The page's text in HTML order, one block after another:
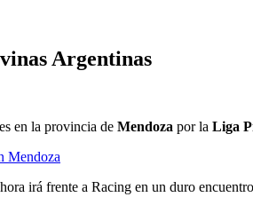
Argentinas
en la provincia de Mendoza por la Liga
Mendoza
irá frente a Racing en un duro